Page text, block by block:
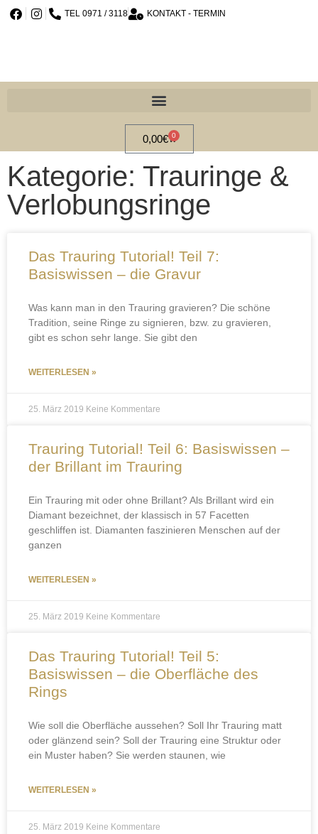
TEL 0971 / 3118 KONTAKT - TERMIN
0,00€ 0
Kategorie: Trauringe &
Verlobungsringe
Das Trauring Tutorial! Teil 7:
Basiswissen – die Gravur
Was kann man in den Trauring gravieren? Die schöne
Tradition, seine Ringe zu signieren, bzw. zu gravieren,
gibt es schon sehr lange. Sie gibt den
WEITERLESEN »
25. März 2019 Keine Kommentare
Trauring Tutorial! Teil 6: Basiswissen –
der Brillant im Trauring
Ein Trauring mit oder ohne Brillant? Als Brillant wird ein
Diamant bezeichnet, der klassisch in 57 Facetten
geschliffen ist. Diamanten faszinieren Menschen auf der
ganzen
WEITERLESEN »
25. März 2019 Keine Kommentare
Das Trauring Tutorial! Teil 5:
Basiswissen – die Oberfläche des
Rings
Wie soll die Oberfläche aussehen? Soll Ihr Trauring matt
oder glänzend sein? Soll der Trauring eine Struktur oder
ein Muster haben? Sie werden staunen, wie
WEITERLESEN »
25. März 2019 Keine Kommentare